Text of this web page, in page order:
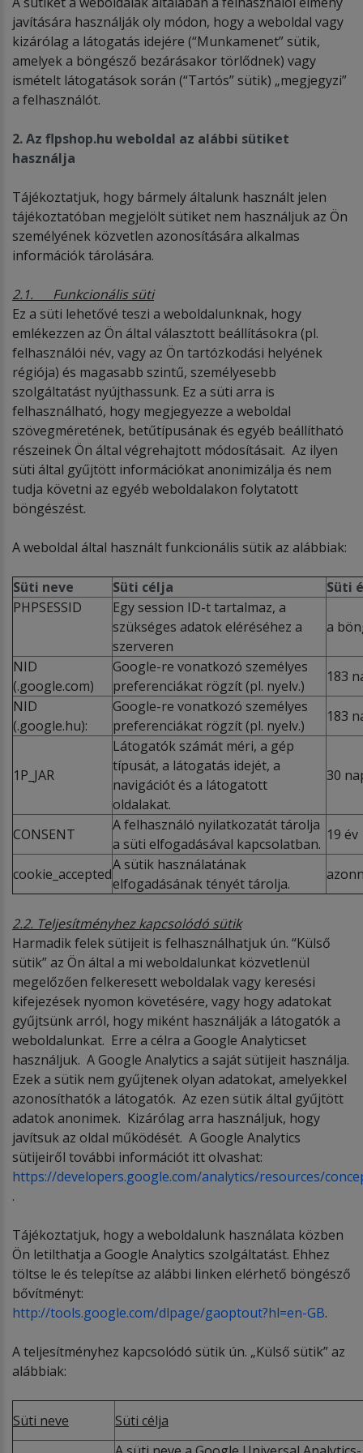
javítására használják oly módon, hogy a weboldal vagy
kizárólag a látogatás idejére (“Munkamenet” sütik,
amelyek a böngésző bezárásakor törlődnek) vagy
ismételt látogatások során (“Tartós” sütik) „megjegyzi”
a felhasználót.
2. Az flpshop.hu weboldal az alábbi sütiket
használja
Tájékoztatjuk, hogy bármely általunk használt jelen
tájékoztatóban megjelölt sütiket nem használjuk az Ön
személyének közvetlen azonosítására alkalmas
információk tárolására.
2.1. Funkcionális süti
Ez a süti lehetővé teszi a weboldalunknak, hogy
emlékezzen az Ön által választott beállításokra (pl.
felhasználói név, vagy az Ön tartózkodási helyének
régiója) és magasabb szintű, személyesebb
szolgáltatást nyújthassunk. Ez a süti arra is
felhasználható, hogy megjegyezze a weboldal
szövegméretének, betűtípusának és egyéb beállítható
részeinek Ön által végrehajtott módosításait. Az ilyen
süti által gyűjtött információkat anonimizálja és nem
tudja követni az egyéb weboldalakon folytatott
böngészést.
A weboldal által használt funkcionális sütik az alábbiak:
Süti neve Süti célja
Süti
PHPSESSID
Egy session ID-t tartalmaz, a
szükséges adatok eléréséhez a
szerveren
a
NID
(.google.com)
Google-re vonatkozó személyes
preferenciákat rögzít (pl. nyelv.)
183
NID
(.google.hu):
Google-re vonatkozó személyes
preferenciákat rögzít (pl. nyelv.)
183
1P_JAR
Látogatók számát méri, a gép
típusát, a látogatás idejét, a
navigációt és a látogatott
oldalakat.
30
CONSENT
A felhasználó nyilatkozatát tárolja
a süti elfogadásával kapcsolatban.
19 év
cookie_accepted
A sütik használatának
elfogadásának tényét tárolja.
2.2. Teljesítményhez kapcsolódó sütik
Harmadik felek sütijeit is felhasználhatjuk ún. “Külső
sütik” az Ön által a mi weboldalunkat közvetlenül
megelőzően felkeresett weboldalak vagy keresési
kifejezések nyomon követésére, vagy hogy adatokat
gyűjtsünk arról, hogy miként használják a látogatók a
weboldalunkat. Erre a célra a Google Analyticset
használjuk. A Google Analytics a saját sütijeit használja.
Ezek a sütik nem gyűjtenek olyan adatokat, amelyekkel
azonosíthatók a látogatók. Az ezen sütik által gyűjtött
adatok anonimek. Kizárólag arra használjuk, hogy
javítsuk az oldal működését. A Google Analytics
sütijeiről további információt itt olvashat:
https://developers.google.com/analytics/resources/
.
Tájékoztatjuk, hogy a weboldalunk használata közben
Ön letilthatja a Google Analytics szolgáltatást. Ehhez
töltse le és telepítse az alábbi linken elérhető böngésző
bővítményt:
http://tools.google.com/dlpage/gaoptout?hl=en-GB.
A teljesítményhez kapcsolódó sütik ún. „Külső sütik” az
alábbiak:
Süti neve
Süti célja